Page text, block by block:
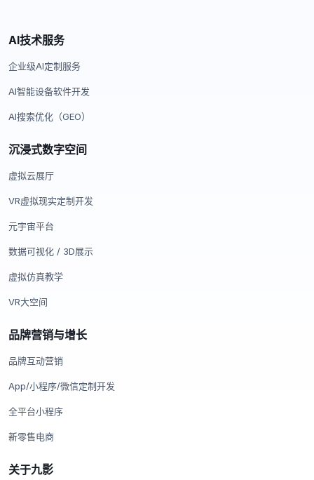
AI技术服务
企业级AI定制服务
AI智能设备软件开发
AI搜索优化（GEO）
沉浸式数字空间
虚拟云展厅
VR虚拟现实定制开发
元宇宙平台
数据可视化 / 3D展示
虚拟仿真教学
VR大空间
品牌营销与增长
品牌互动营销
App/小程序/微信定制开发
全平台小程序
新零售电商
关于九影